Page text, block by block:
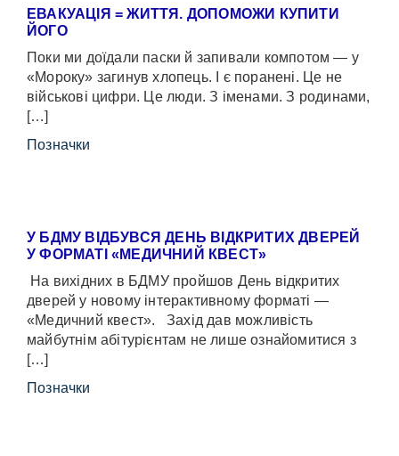
ЕВАКУАЦІЯ = ЖИТТЯ. ДОПОМОЖИ КУПИТИ
ЙОГО
Поки ми доїдали паски й запивали компотом — у
«Мороку» загинув хлопець. І є поранені. Це не
військові цифри. Це люди. З іменами. З родинами,
[…]
Позначки
У БДМУ ВІДБУВСЯ ДЕНЬ ВІДКРИТИХ ДВЕРЕЙ
У ФОРМАТІ «МЕДИЧНИЙ КВЕСТ»
На вихідних в БДМУ пройшов День відкритих
дверей у новому інтерактивному форматі —
«Медичний квест». Захід дав можливість
майбутнім абітурієнтам не лише ознайомитися з
[…]
Позначки